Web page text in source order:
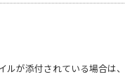
ルが添付されている場合は、